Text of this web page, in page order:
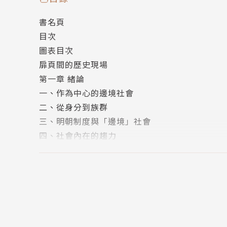
----
作者簡介
作者：連瑞枝
國立交通大學人文社會系教授兼系主任。研究領
社會，研究地點主要在中國西南地區與台灣。著
性》（合編）（2010）、〈女性祖先或女神〉、
書名頁
目次
圖表目次
扉頁間的歷史現場
第一章 緒論
一、作為中心的邊境社會
二、從身分到族群
三、明朝制度與「邊境」社會
四、社會內在的趨力